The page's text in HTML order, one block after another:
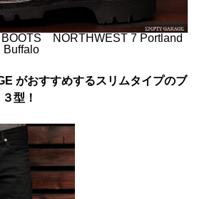
BOOTS NORTHWEST 7 Portland
Buffalo
がおすすめするスリムタイプのブ
型！